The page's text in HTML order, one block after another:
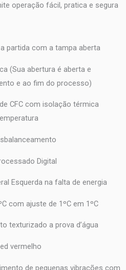
operação fácil, pratica e segura
partida com a tampa aberta
(Sua abertura é aberta e
e ao fim do processo)
CFC com isolação térmica
Digital
Esquerda na falta de energia
com ajuste de 1ºC em 1ºC
texturizado a prova d’água
vermelho
de pequenas vibrações com